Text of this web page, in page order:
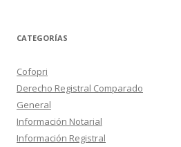
CATEGORÍAS
Cofopri
Derecho Registral Comparado
General
Información Notarial
Información Registral